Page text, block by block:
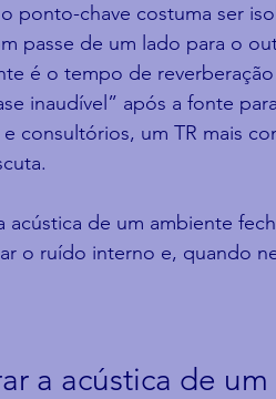
ponto-chave costuma ser
passe de um lado para o
é o tempo de
inaudível” após a fonte
consultórios, um TR mais
acústica de um ambiente
o ruído interno e, quando
a acústica de